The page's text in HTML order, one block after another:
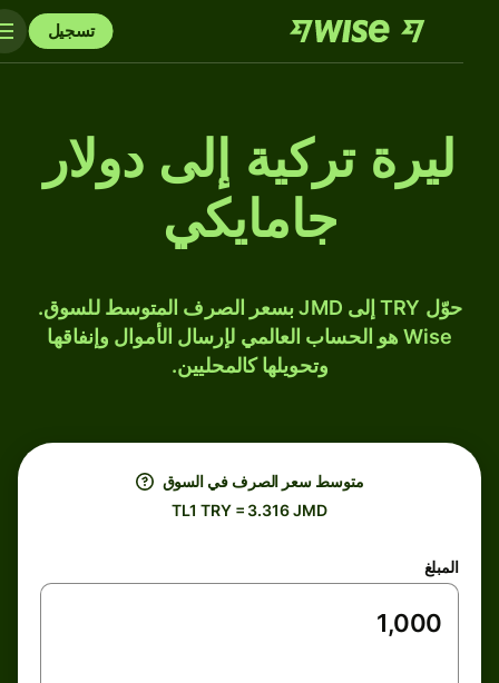
تسجيل
ليرة تركية إلى دولار
جامايكي
حوّل TRY إلى JMD بسعر الصرف المتوسط للسوق.
Wise هو الحساب العالمي لإرسال الأموال وإنفاقها
وتحويلها كالمحليين.
متوسط ​​سعر الصرف في السوق
TL1 TRY = 3.316 JMD
المبلغ